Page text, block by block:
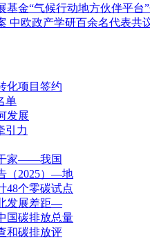
基金“气候行动地方伙伴平台
中欧政产学研百余名代表共
化项目签约
单
发展
引力
家——我国
（2025）—地
48个零碳试点
发展差距—
国碳排放总量
和碳排放评